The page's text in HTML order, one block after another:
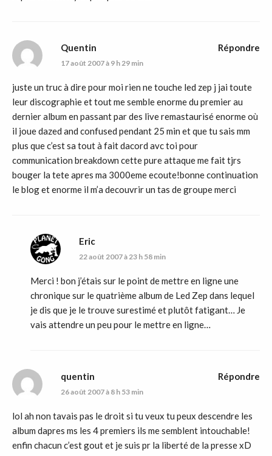
Quentin
17 août 2007 à 9 h 29 min
juste un truc à dire pour moi rien ne touche led zep j jai toute
leur discographie et tout me semble enorme du premier au
dernier album en passant par des live remastaurisé enorme où
il joue dazed and confused pendant 25 min et que tu sais mm
plus que c’est sa tout à fait dacord avc toi pour
communication breakdown cette pure attaque me fait tjrs
bouger la tete apres ma 3000eme ecoute!bonne continuation
le blog et enorme il m’a decouvrir un tas de groupe merci
Répondre
Eric
22 août 2007 à 23 h 58 min
Merci ! bon j’étais sur le point de mettre en ligne une
chronique sur le quatrième album de Led Zep dans lequel
je dis que je le trouve surestimé et plutôt fatigant… Je
vais attendre un peu pour le mettre en ligne…
quentin
26 août 2007 à 8 h 53 min
lol ah non tavais pas le droit si tu veux tu peux descendre les
album dapres ms les 4 premiers ils me semblent intouchable!
enfin chacun c’est gout et je suis pr la liberté de la presse xD
Répondre